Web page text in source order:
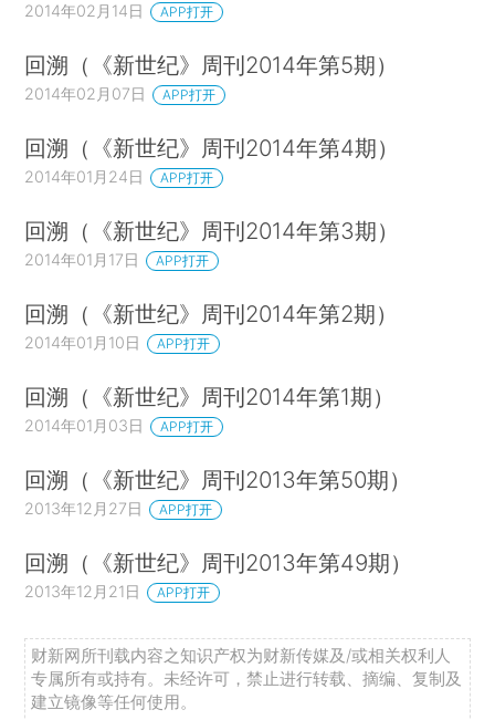
2014年02月14日 APP打开
回溯（《新世纪》周刊2014年第5期）
2014年02月07日 APP打开
回溯（《新世纪》周刊2014年第4期）
2014年01月24日 APP打开
回溯（《新世纪》周刊2014年第3期）
2014年01月17日 APP打开
回溯（《新世纪》周刊2014年第2期）
2014年01月10日 APP打开
回溯（《新世纪》周刊2014年第1期）
2014年01月03日 APP打开
回溯（《新世纪》周刊2013年第50期）
2013年12月27日 APP打开
回溯（《新世纪》周刊2013年第49期）
2013年12月21日 APP打开
财新网所刊载内容之知识产权为财新传媒及/或相关权利人
专属所有或持有。未经许可，禁止进行转载、摘编、复制及
建立镜像等任何使用。